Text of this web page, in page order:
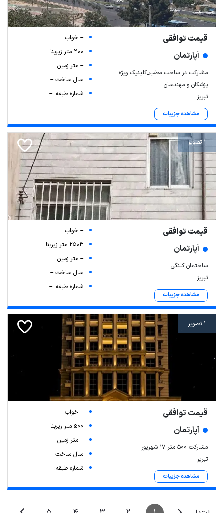
قیمت توافقی
آپارتمان
مشارکت در ساخت مطب_کلینیک ویژه
پزشکان و مهندسان
تبریز
مشاهده جزییات
-- خواب
200 متر زیربنا
-- متر زمین
سال ساخت --
شماره طبقه: --
1 تصویر
قیمت توافقی
آپارتمان
ساختمان کلنگی
تبریز
مشاهده جزییات
-- خواب
2503 متر زیربنا
-- متر زمین
سال ساخت --
شماره طبقه: --
1 تصویر
قیمت توافقی
آپارتمان
مشارکت ۵۰۰ متر ۱۷ شهریور
تبریز
مشاهده جزییات
-- خواب
500 متر زیربنا
-- متر زمین
سال ساخت --
شماره طبقه: --